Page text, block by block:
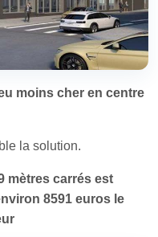
moins cher en centre
la solution.
mètres carrés est
8591 euros le